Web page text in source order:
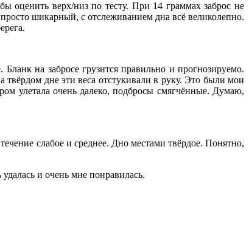
оценить верх/низ по тесту. При 14 граммах заброс не
шикарный, с отслеживанием дна всё великолепно.
на забросе грузится правильно и прогнозируемо.
твёрдом дне эти веса отстукивали в руку. Это были мои
улетала очень далеко, подбросы смягчённые. Думаю,
слабое и среднее. Дно местами твёрдое. Понятно,
и очень мне понравилась.